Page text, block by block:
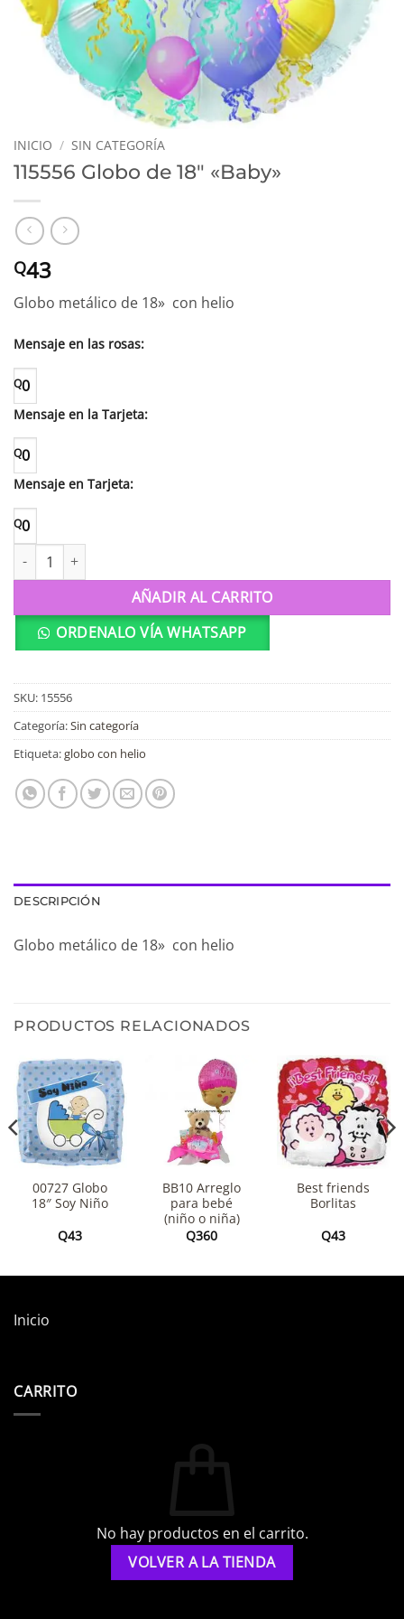
INICIO / SIN CATEGORÍA
115556 Globo de 18″ «Baby»
Q43
Globo metálico de 18» con helio
Mensaje en las rosas:
Q0
Mensaje en la Tarjeta:
Q0
Mensaje en Tarjeta:
Q0
115556 Globo de 18" "Baby" cantidad
AÑADIR AL CARRITO
ORDENALO VÍA WHATSAPP
SKU: 15556
Categoría:Sin categoría
Etiqueta:globo con helio
DESCRIPCIÓN
Globo metálico de 18» con helio
PRODUCTOS RELACIONADOS
00727 Globo
18″ Soy Niño
Q43
BB10 Arreglo
para bebé
(niño o niña)
Q360
Best friends
Borlitas
Q43
Inicio
CARRITO
No hay productos en el carrito.
VOLVER A LA TIENDA